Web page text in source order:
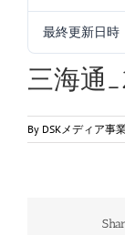
最終更新日時
三海通
By DSKメディア事